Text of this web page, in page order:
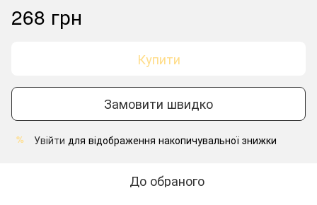
268 грн
Купити
Замовити швидко
% Увійти для відображення накопичувальної знижки
До обраного